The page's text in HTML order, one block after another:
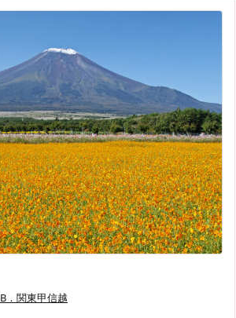
B．関東甲信越